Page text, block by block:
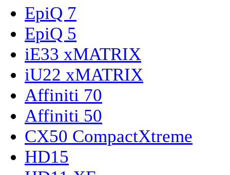
EpiQ 7
EpiQ 5
iE33 xMATRIX
iU22 xMATRIX
Affiniti 70
Affiniti 50
CX50 CompactXtreme
HD15